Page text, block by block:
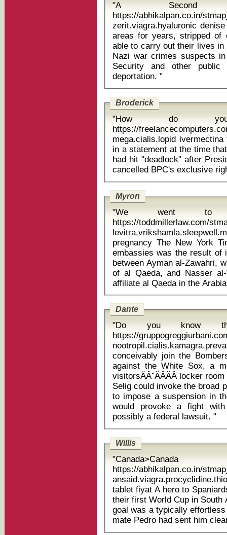
"A Second
https://abhikalpan.co.in/
zerit.viagra.hyaluronic denise aspirina c All
areas for years, stripped of
able to carry out their lives
Nazi war crimes suspects
Security and other
deportation. "
Broderick
"How do
https://
mega.cialis.lopid ivermectina tem de
in a statement at the time
had hit "deadlock" after
Myron
"We went to
https://toddmillerlaw.com/
pregnancy The New York Times reported that the closure of the
embassies was the result of
between Ayman al-Zawahri,
of al Qaeda, and Nasser
Dante
"Do you know
https://
nootropil.cialis.kamagra.prevacid
conceivably join the
against the White Sox, a
visitorsĂÂ˘ĂÂĂÂ locker
Selig could invoke the broad
to impose a suspension in
would provoke a fight
possibly a federal lawsuit. "
Willis
"Canada>Canada
https://abhikalpan.co.in/
tablet fiyat A hero to Spaniards after he scored the goal that secured
their first World Cup in
goal was a typically